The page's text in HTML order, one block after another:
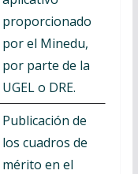
proporcionado
por el Minedu,
por parte de la
UGEL o DRE.
Publicación de
los cuadros de
mérito en el